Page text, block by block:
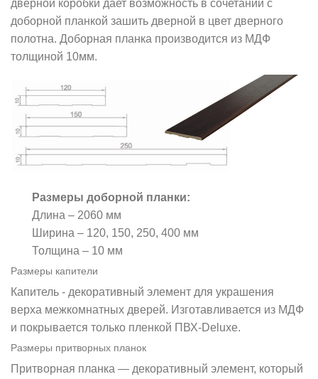
дверной коробки дает возможность в сочетании с
доборной планкой зашить дверной в цвет дверного
полотна. Доборная планка производится из МДФ
толщиной 10мм.
Размеры доборной планки:
Длина – 2060 мм
Ширина – 120, 150, 250, 400 мм
Толщина – 10 мм
Размеры капители
Капитель - декоративный элемент для украшения
верха межкомнатных дверей. Изготавливается из МДФ
и покрывается только пленкой ПВХ-Deluxe.
Размеры притворных планок
Притворная планка — декоративный элемент, который